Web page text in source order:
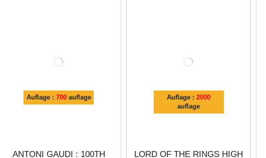
Auflage : 700auflage
ANTONI GAUDI : 100TH
Auflage :2000
auflage
LORD OF THE RINGS HIGH